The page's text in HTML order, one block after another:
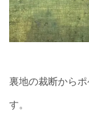
裏地の裁断から
す。